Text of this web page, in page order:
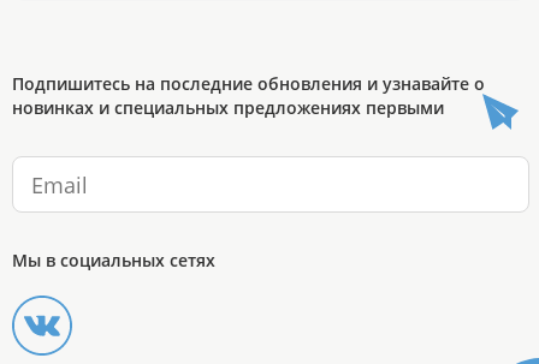
Подпишитесь на последние обновления и узнавайте о
новинках и специальных предложениях первыми
Мы в социальных сетях